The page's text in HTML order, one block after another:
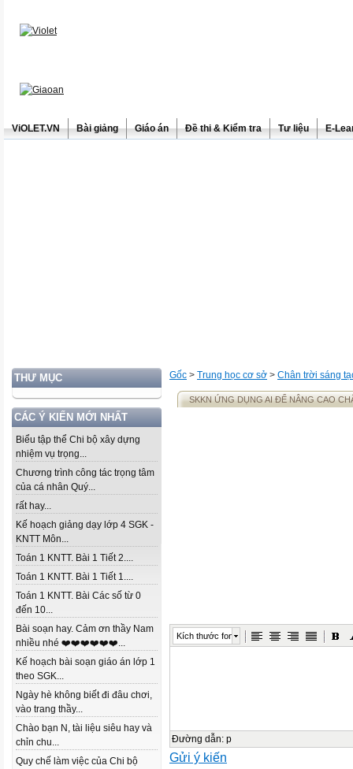
ViOLET.VN Bài giảng Giáo án Đề thi & Kiểm tra Tư liệu E-
THƯ MỤC
CÁC Ý KIẾN MỚI NHẤT
Biểu tập thể Chi bộ xây dựng
nhiệm vụ trọng...
Chương trình công tác trọng tâm
của cá nhân Quý...
rất hay...
Kế hoạch giảng dạy lớp 4 SGK -
KNTT Môn...
Toán 1 KNTT. Bài 1 Tiết 2....
Toán 1 KNTT. Bài 1 Tiết 1....
Toán 1 KNTT. Bài Các số từ 0
đến 10...
Bài soạn hay. Cảm ơn thầy Nam
nhiều nhé ❤️❤️❤️❤️❤️❤️...
Kế hoạch bài soạn giáo án lớp 1
theo SGK...
Ngày hè không biết đi đâu chơi,
vào trang thầy...
Chào bạn N, tài liệu siêu hay và
chỉn chu...
Quy chế làm việc của Chi bộ
Gốc > Trung học cơ sở > Chân trời sáng
SKKN ỨNG DỤNG AI ĐỂ NÂNG CAO
Kích thước font
Đường dẫn: p
Gửi ý kiến